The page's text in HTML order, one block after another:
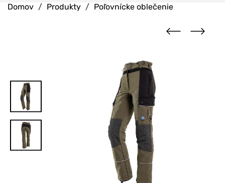
Domov Produkty Poľovnícke oblečenie